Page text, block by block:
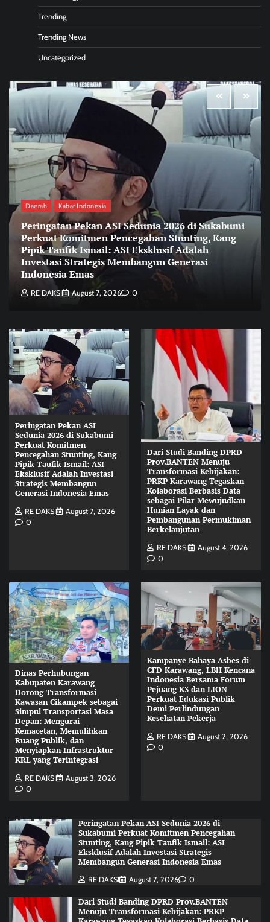
Trending
Trending News
Uncategorized
Daerah Kabar Indonesia
Peringatan Pekan ASI Sedunia 2026 di Sukabumi
Perkuat Komitmen Pencegahan Stunting, Kang
Pipik Taufik Ismail: ASI Eksklusif Adalah
Investasi Strategis Membangun Generasi
Indonesia Emas
RE DAKSI August 7, 2026 0
Peringatan Pekan ASI
Sedunia 2026 di Sukabumi
Perkuat Komitmen
Pencegahan Stunting, Kang
Pipik Taufik Ismail: ASI
Eksklusif Adalah Investasi
Strategis Membangun
Generasi Indonesia Emas
RE DAKSI
August 7, 2026
0
Dari Studi Banding DPRD
Prov.BANTEN Menuju
Transformasi Kebijakan:
PRKP Karawang Tegaskan
Kolaborasi Berbasis Data
sebagai Pilar Mewujudkan
Hunian Layak dan
Pembangunan Permukiman
Berkelanjutan
RE DAKSI
August 4, 2026
0
Dinas Perhubungan
Kabupaten Karawang
Dorong Transformasi
Kawasan Cikampek sebagai
Simpul Transportasi Masa
Depan: Mengurai
Kemacetan, Memulihkan
Ruang Publik, dan
Menyiapkan Infrastruktur
KRL yang Terintegrasi
RE DAKSI
August 3, 2026
0
Kampanye Bahaya Asbes di
CFD Karawang, LBH Kencana
Indonesia Bersama Forum
Pejuang K3 dan LION
Perkuat Edukasi Publik
Demi Perlindungan
Kesehatan Pekerja
RE DAKSI
August 2, 2026
0
Peringatan Pekan ASI Sedunia 2026 di
Sukabumi Perkuat Komitmen Pencegahan
Stunting, Kang Pipik Taufik Ismail: ASI
Eksklusif Adalah Investasi Strategis
Membangun Generasi Indonesia Emas
RE DAKSI August 7, 2026 0
Dari Studi Banding DPRD Prov.BANTEN
Menuju Transformasi Kebijakan: PRKP